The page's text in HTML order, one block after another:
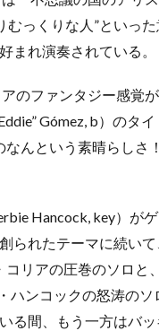
むっくりな人”といっ
まれ演奏されている。
のファンタジー感覚
Gómez, b）のタ
なんという素晴らし
Hancock, key）が
られたテーマに続い
リアの圧巻のソロと
ハンコックの怒涛の
る間、もう一方はバ